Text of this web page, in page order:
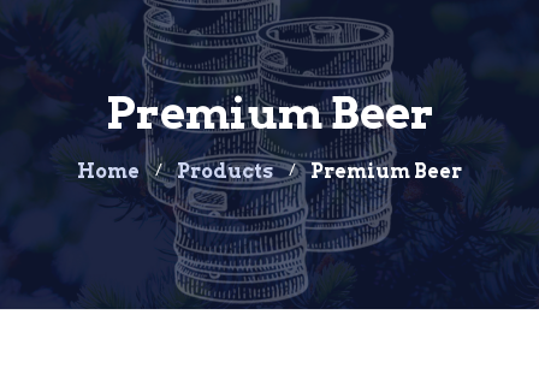
Premium Beer
Home Products Premium Beer